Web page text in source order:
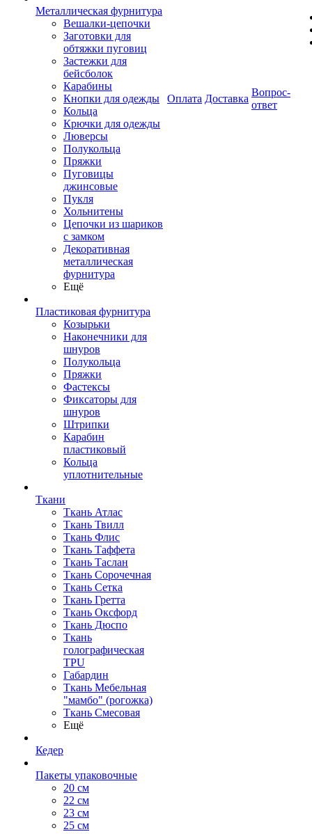
Металлическая фурнитура
Вешалки-цепочки
Заготовки для
обтяжки пуговиц
Застежки для
бейсболок
Карабины
Кнопки для одежды
Кольца
Крючки для одежды
Люверсы
Полукольца
Пряжки
Пуговицы
джинсовые
Пукля
Хольнитены
Цепочки из шариков
с замком
Декоративная
металлическая
фурнитура
Ещё
Пластиковая фурнитура
Козырьки
Наконечники для
шнуров
Полукольца
Пряжки
Фастексы
Фиксаторы для
шнуров
Штрипки
Карабин
пластиковый
Кольца
уплотнительные
Ткани
Ткань Атлас
Ткань Твилл
Ткань Флис
Ткань Таффета
Ткань Таслан
Ткань Сорочечная
Ткань Сетка
Ткань Гретта
Ткань Оксфорд
Ткань Дюспо
Ткань
голографическая
TPU
Габардин
Ткань Мебельная
"мамбо" (рогожка)
Ткань Смесовая
Ещё
Кедер
Пакеты упаковочные
20 см
22 см
23 см
25 см
Оплата Доставка
Вопрос-
ответ